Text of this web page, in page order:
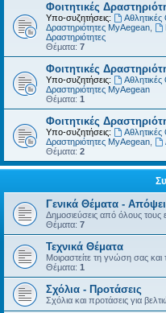
Φοιτητικές
Υπο-συζητήσεις:
Δραστηριότητες MyAegean
Δραστηριότητες
Θέματα: 7
Φοιτητικές
Υπο-συζητήσεις:
Δραστηριότητες MyAegean
Θέματα: 1
Φοιτητικές
Υπο-συζητήσεις:
Δραστηριότητες MyAegean
Θέματα: 2
Γενικά Θέματα -
Δημοσιεύσεις από όλους τους
Θέματα: 7
Τεχνικά Θέματα
Μοιραστείτε τη γνώση σας
Θέματα: 1
Σχόλια - Προτάσεις
Σχόλια και προτάσεις για